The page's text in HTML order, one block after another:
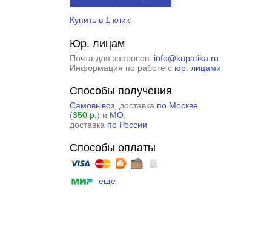
Купить в 1 клик
Юр. лицам
Почта для запросов: info@kupatika.ru
Информация по работе с юр. лицами
Способы получения
Самовывоз, доставка по Москве
(350 р. ) и МО,
доставка по России
Способы оплаты
еще